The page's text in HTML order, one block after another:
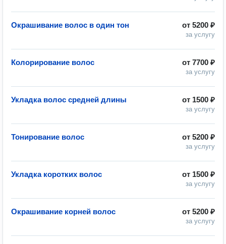
от 5200 ₽
за услугу
Окрашивание волос в один тон
от 7700 ₽
за услугу
Колорирование волос
от 1500 ₽
за услугу
Укладка волос средней длины
от 5200 ₽
за услугу
Тонирование волос
от 1500 ₽
за услугу
Укладка коротких волос
от 5200 ₽
за услугу
Окрашивание корней волос